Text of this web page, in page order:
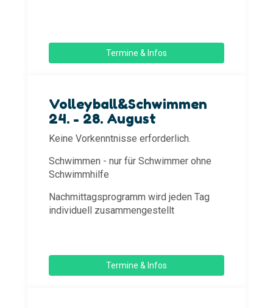
Termine & Infos
Volleyball&Schwimmen
24. - 28. August
Keine Vorkenntnisse erforderlich.
Schwimmen - nur für Schwimmer ohne
Schwimmhilfe
Nachmittagsprogramm wird jeden Tag
individuell zusammengestellt
Termine & Infos